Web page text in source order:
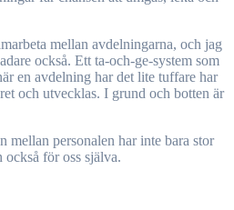
mellan avdelningarna, och jag
också. Ett ta-och-ge-system som
en avdelning har det lite tuffare har
och utvecklas. I grund och botten är
mellan personalen har inte bara stor
för oss själva.